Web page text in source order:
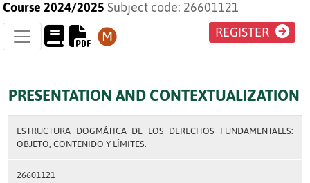
Course 2024/2025 Subject code: 26601121
REGISTER
PRESENTATION AND CONTEXTUALIZATION
ESTRUCTURA DOGMÁTICA DE LOS DERECHOS FUNDAMENTALES:
OBJETO, CONTENIDO Y LÍMITES.
26601121